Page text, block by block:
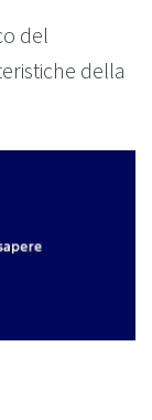
del
della